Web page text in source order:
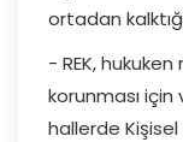
ortadan
- REK, hukuken
korunması
hallerde Kişisel